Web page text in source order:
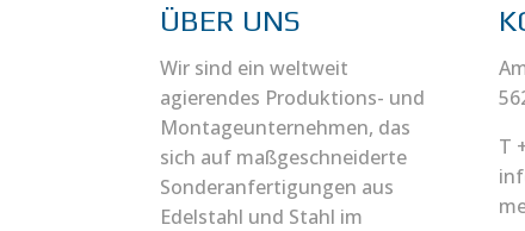
ÜBER UNS
Wir sind ein weltweit
agierendes Produktions- und
Montageunternehmen, das
sich auf maßgeschneiderte
Sonderanfertigungen aus
Edelstahl und Stahl im
T